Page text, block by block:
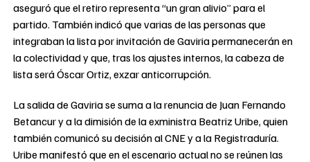
aseguró que el retiro representa “un gran alivio” para el
partido. También indicó que varias de las personas que
integraban la lista por invitación de Gaviria permanecerán en
la colectividad y que, tras los ajustes internos, la cabeza de
lista será Óscar Ortiz, exzar anticorrupción.
La salida de Gaviria se suma a la renuncia de Juan Fernando
Betancur y a la dimisión de la exministra Beatriz Uribe, quien
también comunicó su decisión al CNE y a la Registraduría.
Uribe manifestó que en el escenario actual no se reúnen las